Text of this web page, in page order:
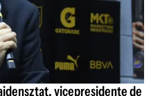
vicepresidente de